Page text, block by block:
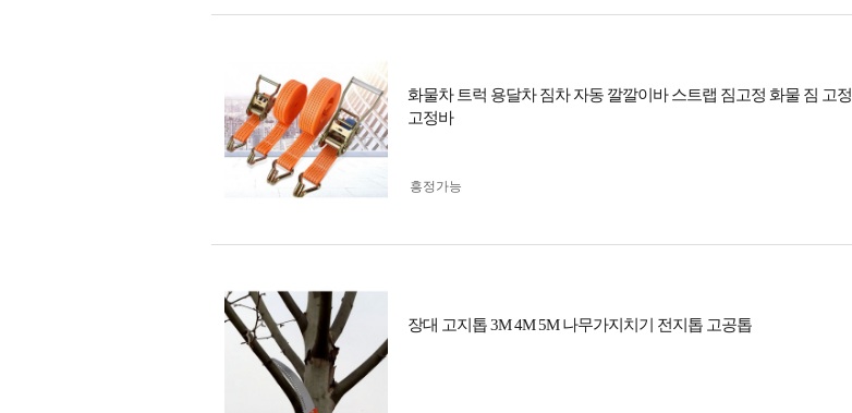
화물차 트럭 용달차 짐차 자동 깔깔이바 스트랩 짐고정 화물 짐 고정
고정바
흥정가능
장대 고지톱 3M 4M 5M 나무가지치기 전지톱 고공톱